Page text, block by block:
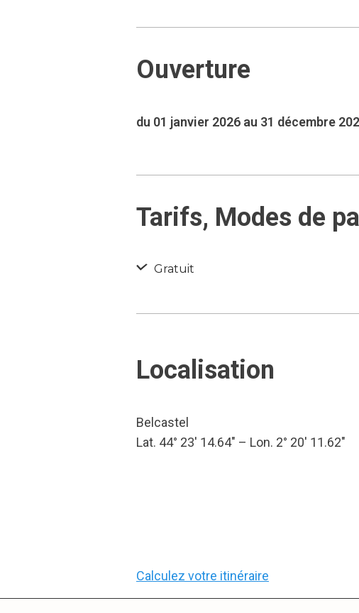
Ouverture
du 01 janvier 2026 au 31 décembre
Tarifs, Modes de
Gratuit
Localisation
Belcastel
Lat. 44° 23′ 14.64″ – Lon. 2° 20′ 11.62″
Calculez votre itinéraire